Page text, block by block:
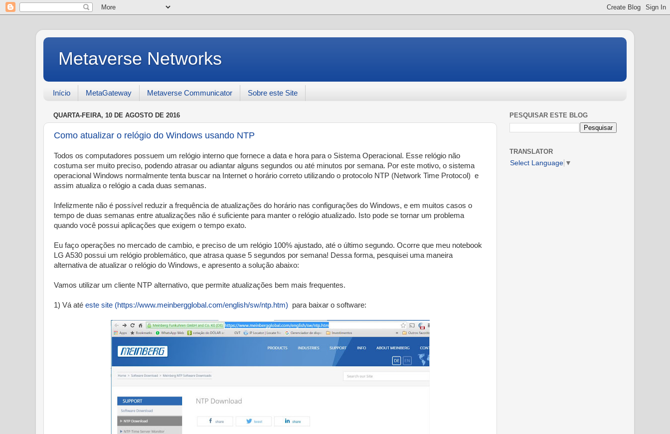
Metaverse Networks
Início MetaGateway Metaverse Communicator Sobre este Site
QUARTA-FEIRA, 10 DE AGOSTO DE 2016
Como atualizar o relógio do Windows usando NTP
Todos os computadores possuem um relógio interno que fornece a data e hora para o Sistema Operacional. Esse relógio não
costuma ser muito preciso, podendo atrasar ou adiantar alguns segundos ou até minutos por semana. Por este motivo, o sistema
operacional Windows normalmente tenta buscar na Internet o horário correto utilizando o protocolo NTP (Network Time Protocol) e
assim atualiza o relógio a cada duas semanas.
Infelizmente não é possível reduzir a frequência de atualizações do horário nas configurações do Windows, e em muitos casos o
tempo de duas semanas entre atualizações não é suficiente para manter o relógio atualizado. Isto pode se tornar um problema
quando você possui aplicações que exigem o tempo exato.
Eu faço operações no mercado de cambio, e preciso de um relógio 100% ajustado, até o último segundo. Ocorre que meu notebook
LG A530 possui um relógio problemático, que atrasa quase 5 segundos por semana! Dessa forma, pesquisei uma maneira
alternativa de atualizar o relógio do Windows, e apresento a solução abaixo:
Vamos utilizar um cliente NTP alternativo, que permite atualizações bem mais frequentes.
1) Vá até este site (https://www.meinbergglobal.com/english/sw/ntp.htm) para baixar o software:
PESQUISAR ESTE BLOG
TRANSLATOR
Select Language ▼